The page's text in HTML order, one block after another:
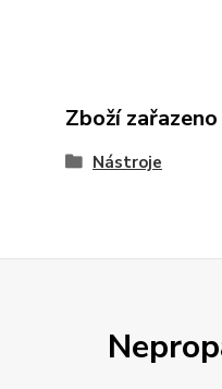
Zboží
Nástroje